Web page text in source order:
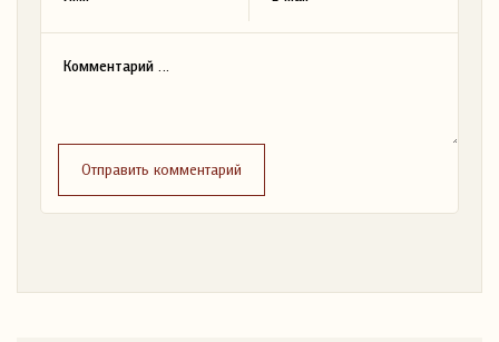
Отправить комментарий